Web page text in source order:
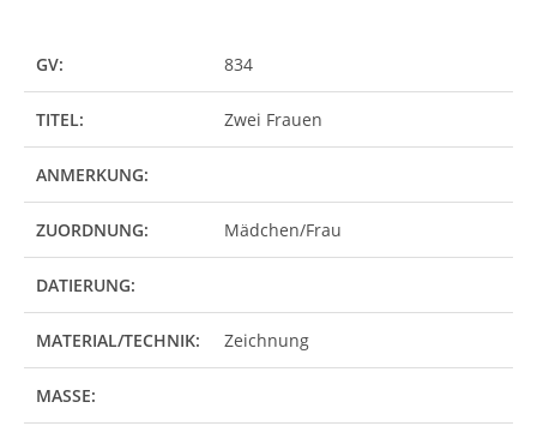
GV: 834
TITEL: Zwei Frauen
ANMERKUNG:
ZUORDNUNG: Mädchen/Frau
DATIERUNG:
MATERIAL/TECHNIK: Zeichnung
MASSE: